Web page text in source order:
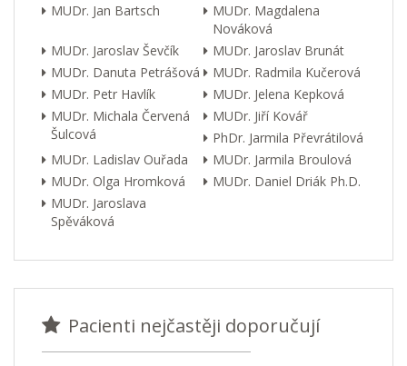
MUDr. Jan Bartsch
MUDr. Magdalena
Nováková
MUDr. Jaroslav Ševčík
MUDr. Jaroslav Brunát
MUDr. Danuta Petrášová
MUDr. Radmila Kučerová
MUDr. Petr Havlík
MUDr. Jelena Kepková
MUDr. Michala Červená
Šulcová
MUDr. Jiří Kovář
PhDr. Jarmila Převrátilová
MUDr. Ladislav Ouřada
MUDr. Jarmila Broulová
MUDr. Olga Hromková
MUDr. Daniel Driák Ph.D.
MUDr. Jaroslava
Spěváková
Pacienti nejčastěji doporučují